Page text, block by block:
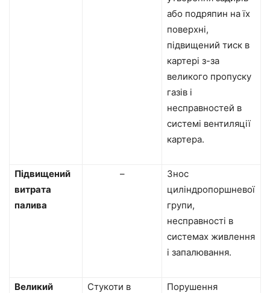
або подряпин на їх
поверхні,
підвищений тиск в
картері з-за
великого пропуску
газів і
несправностей в
системі вентиляції
картера.
Підвищений
витрата
палива
–
Знос
циліндропоршневої
групи,
несправності в
системах живлення
і запалювання.
Великий
Стукоти в
Порушення